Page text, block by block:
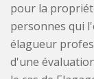
pour la
personnes qui
élagueur
d'une